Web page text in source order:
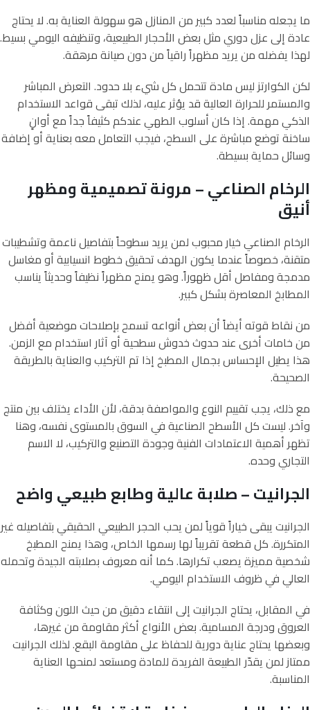
ما يجعله مناسباً لعدد كبير من المنازل هو سهولة العناية به. لا يحتاج
عادة إلى عزل دوري مثل بعض الأحجار الطبيعية، وتنظيفه اليومي بسيط.
لهذا يفضله من يريد مظهراً راقياً من دون صيانة مرهقة.
لكن الكوارتز ليس مادة تتحمل كل شيء بلا حدود. التعرض المباشر
والمستمر للحرارة العالية قد يؤثر عليه، لذلك تبقى قواعد الاستخدام
الذكي مهمة. إذا كان أسلوب الطهي عندكم كثيفاً جداً مع أوانٍ
ساخنة توضع مباشرة على السطح، فيجب التعامل معه بعناية أو إضافة
وسائل حماية بسيطة.
الرخام الصناعي – مرونة تصميمية ومظهر
أنيق
الرخام الصناعي خيار محبوب لمن يريد سطوحاً بتفاصيل ناعمة وتشطيبات
متقنة، خصوصاً عندما يكون الهدف تحقيق خطوط انسيابية أو مغاسل
مدمجة ومفاصل أقل ظهوراً. وهو يمنح مظهراً نظيفاً وحديثاً يناسب
المطابخ المعاصرة بشكل كبير.
من نقاط قوته أيضاً أن بعض أنواعه تسمح بإصلاحات موضعية أفضل
من خامات أخرى عند حدوث خدوش سطحية أو آثار استخدام مع الزمن.
هذا يطيل الإحساس بجمال المطبخ إذا تم التركيب والعناية بالطريقة
الصحيحة.
مع ذلك، يجب تقييم النوع والمواصفة بدقة، لأن الأداء يختلف بين منتج
وآخر. ليست كل الأسطح الصناعية في السوق بالمستوى نفسه، وهنا
تظهر أهمية الاعتمادات الفنية وجودة التصنيع والتركيب، لا الاسم
التجاري وحده.
الجرانيت – صلابة عالية وطابع طبيعي واضح
الجرانيت يبقى خياراً قوياً لمن يحب الحجر الطبيعي الحقيقي بتفاصيله غير
المتكررة. كل قطعة تقريباً لها رسمها الخاص، وهذا يمنح المطبخ
شخصية مميزة يصعب تكرارها. كما أنه معروف بصلابته الجيدة وتحمله
العالي في ظروف الاستخدام اليومي.
في المقابل، يحتاج الجرانيت إلى انتقاء دقيق من حيث اللون وكثافة
العروق ودرجة المسامية. بعض الأنواع أكثر مقاومة من غيرها،
وبعضها يحتاج عناية دورية للحفاظ على مقاومة البقع. لذلك الجرانيت
ممتاز لمن يقدّر الطبيعة الفريدة للمادة ومستعد لمنحها العناية
المناسبة.